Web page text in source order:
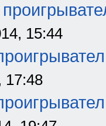
15:44
17:48